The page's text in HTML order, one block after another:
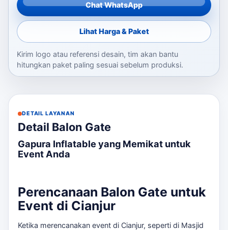
Chat WhatsApp
Lihat Harga & Paket
Kirim logo atau referensi desain, tim akan bantu
hitungkan paket paling sesuai sebelum produksi.
DETAIL LAYANAN
Detail Balon Gate
Gapura Inflatable yang Memikat untuk
Event Anda
Perencanaan Balon Gate untuk
Event di Cianjur
Ketika merencanakan event di Cianjur, seperti di Masjid